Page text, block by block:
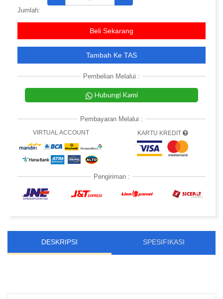
Jumlah:
Beli Sekarang
Tambah Ke TAS
Pembelian Melalui :
Hubungi Kami
Pembayaran Melalui :
VIRTUAL ACCOUNT KARTU KREDIT
Pengiriman :
DESKRIPSI SPESIFIKASI